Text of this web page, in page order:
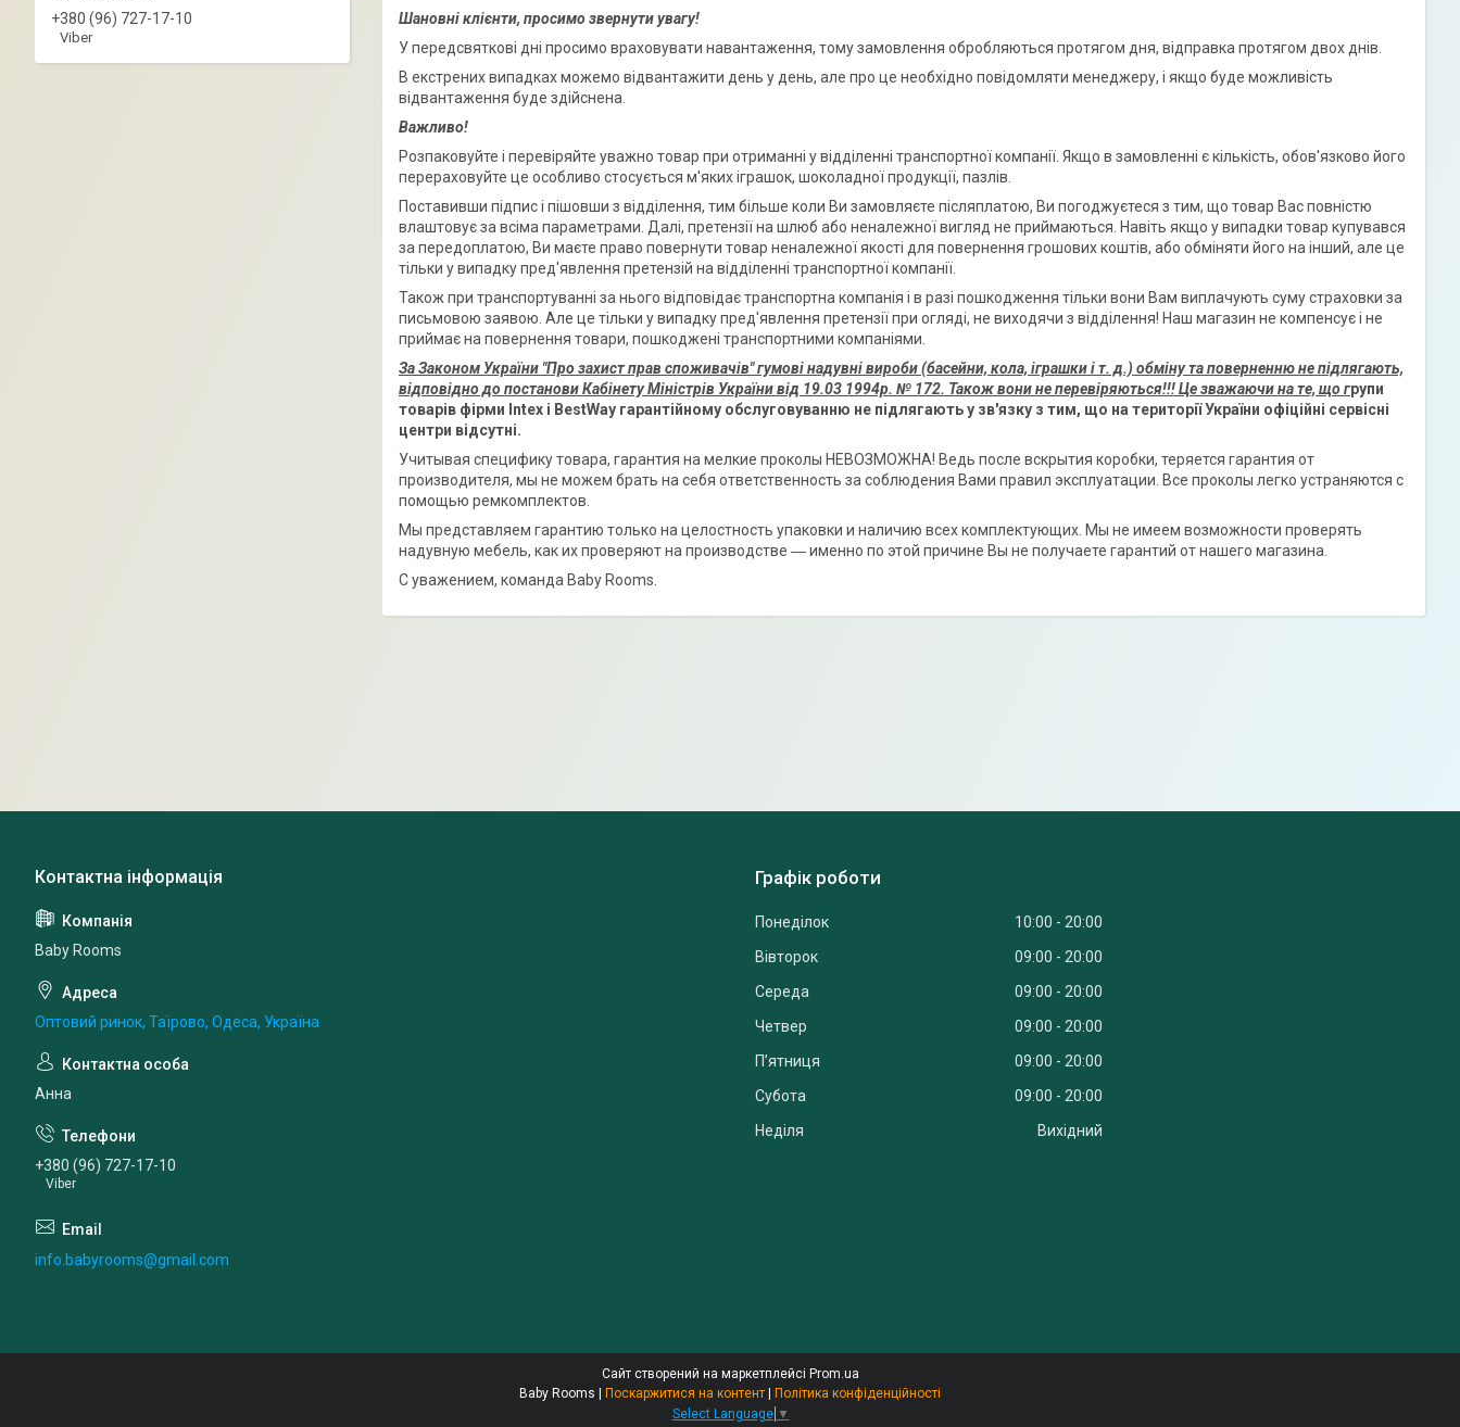
Шановні клієнти, просимо звернути увагу!
У передсвяткові дні просимо враховувати навантаження, тому замовлення обробляються протягом дня, відправка протягом двох днів.
В екстрених випадках можемо відвантажити день у день, але про це необхідно повідомляти менеджеру, і якщо буде можливість
відвантаження буде здійснена.
Важливо!
Розпаковуйте і перевіряйте уважно товар при отриманні у відділенні транспортної компанії. Якщо в замовленні є кількість, обов'язково його
перераховуйте це особливо стосується м'яких іграшок, шоколадної продукції, пазлів.
Поставивши підпис і пішовши з відділення, тим більше коли Ви замовляєте післяплатою, Ви погоджуєтеся з тим, що товар Вас повністю
влаштовує за всіма параметрами. Далі, претензії на шлюб або неналежної вигляд не приймаються. Навіть якщо у випадки товар купувався
за передоплатою, Ви маєте право повернути товар неналежної якості для повернення грошових коштів, або обміняти його на інший, але це
тільки у випадку пред'явлення претензій на відділенні транспортної компанії.
Також при транспортуванні за нього відповідає транспортна компанія і в разі пошкодження тільки вони Вам виплачують суму страховки за
письмовою заявою. Але це тільки у випадку пред'явлення претензії при огляді, не виходячи з відділення! Наш магазин не компенсує і не
приймає на повернення товари, пошкоджені транспортними компаніями.
За Законом України "Про захист прав споживачів" гумові надувні вироби (басейни, кола, іграшки і т. д.) обміну та поверненню не підлягають,
відповідно до постанови Кабінету Міністрів України від 19.03 1994р. № 172. Також вони не перевіряються!!! Це зважаючи на те, що групи
товарів фірми Intex і BestWay гарантійному обслуговуванню не підлягають у зв'язку з тим, що на території України офіційні сервісні
центри відсутні.
Учитывая специфику товара, гарантия на мелкие проколы НЕВОЗМОЖНА! Ведь после вскрытия коробки, теряется гарантия от
производителя, мы не можем брать на себя ответственность за соблюдения Вами правил эксплуатации. Все проколы легко устраняются с
помощью ремкомплектов.
Мы представляем гарантию только на целостность упаковки и наличию всех комплектующих. Мы не имеем возможности проверять
надувную мебель, как их проверяют на производстве ― именно по этой причине Вы не получаете гарантий от нашего магазина.
С уважением, команда Baby Rooms.
+380 (96) 727-17-10
Viber
Baby Rooms
Оптовий ринок, Таїрово, Одеса, Україна
Анна
+380 (96) 727-17-10
Viber
info.babyrooms@gmail.com
Графік роботи
Понеділок 10:00
20:00
Вівторок
09:00
20:00
Середа
09:00
20:00
Четвер
09:00
20:00
Пʼятниця
09:00
20:00
Субота
09:00
20:00
Неділя
Вихідний
Сайт створений на маркетплейсі Prom.ua
Baby Rooms | Поскаржитися на контент | Політика конфіденційності
Select Language ▼